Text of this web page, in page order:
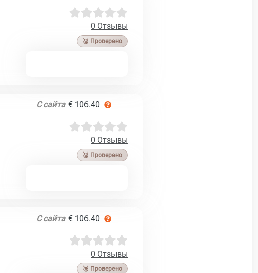
0 Отзывы
🥉 Проверено
С сайта € 106.40
0 Отзывы
🥉 Проверено
С сайта € 106.40
0 Отзывы
🥉 Проверено